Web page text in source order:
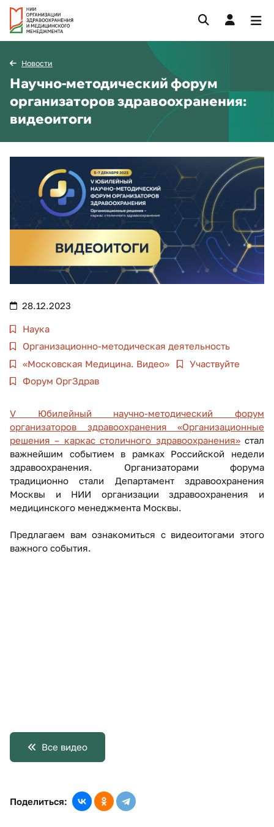
Новости
Научно-методический форум
организаторов здравоохранения:
видеоитоги
28.12.2023
Наука
Организационно-методическая деятельность
«Московская Медицина. Видео»
Участвуйте
Форум ОргЗдрав
V Юбилейный научно-методический форум
организаторов здравоохранения «Организационные
решения – каркас столичного здравоохранения»стал
важнейшим событием в рамках Российской недели
здравоохранения. Организаторами форума
традиционно стали Департамент здравоохранения
Москвы и НИИ организации здравоохранения и
медицинского менеджмента Москвы.
Предлагаем вам ознакомиться с видеоитогами этого
важного события.
Все видео
Поделиться: